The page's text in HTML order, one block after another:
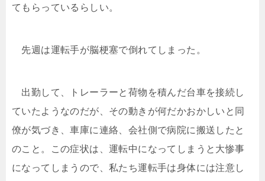
てもらっているらしい。
先週は運転手が脳梗塞で倒れてしまった。
出勤して、トレーラーと荷物を積んだ台車を接続し
ていたようなのだが、その動きが何だかおかしいと同
僚が気づき、車庫に連絡、会社側で病院に搬送したと
のこと。この症状は、運転中になってしまうと大惨事
になってしまうので、私たち運転手は身体には注意し